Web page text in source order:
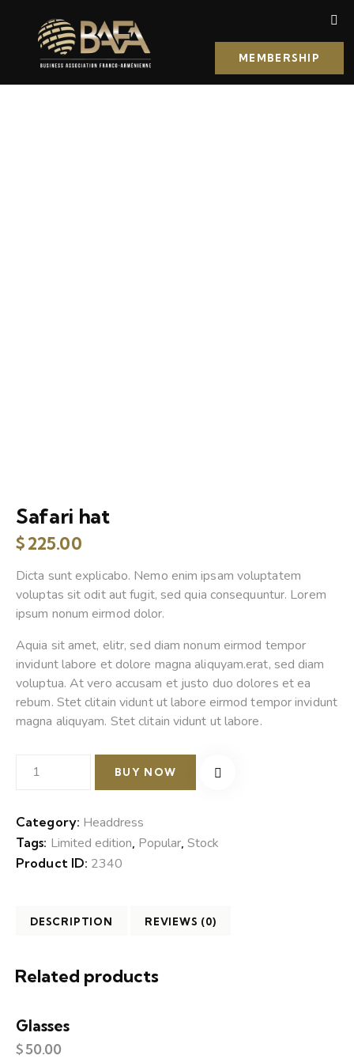
MEMBERSHIP
Safari hat
$225.00
Dicta sunt explicabo. Nemo enim ipsam voluptatem
voluptas sit odit aut fugit, sed quia consequuntur. Lorem
ipsum nonum eirmod dolor.
Aquia sit amet, elitr, sed diam nonum eirmod tempor
invidunt labore et dolore magna aliquyam.erat, sed diam
voluptua. At vero accusam et justo duo dolores et ea
rebum. Stet clitain vidunt ut labore eirmod tempor invidunt
magna aliquyam. Stet clitain vidunt ut labore.
BUY NOW
Category: Headdress
Tags: Limited edition Popular,Stock
Product ID: 2340
DESCRIPTION REVIEWS (0)
Related products
Glasses
$50.00